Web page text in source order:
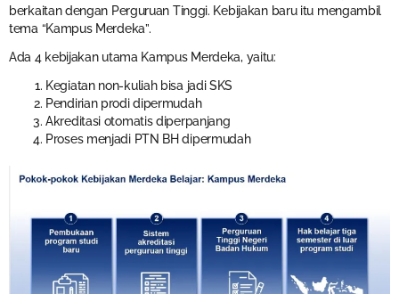
berkaitan dengan Perguruan Tinggi. Kebijakan baru itu mengambil
tema “Kampus Merdeka”.
Ada 4 kebijakan utama Kampus Merdeka, yaitu:
Kegiatan non-kuliah bisa jadi SKS
Pendirian prodi dipermudah
Akreditasi otomatis diperpanjang
Proses menjadi PTN BH dipermudah